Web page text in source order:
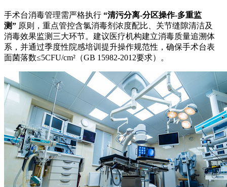
手术台消毒管理需严格执行 “清污分离-分区操作-多重监
测” 原则，重点管控含氯消毒剂浓度配比、关节缝隙清洁及
消毒效果监测三大环节。建议医疗机构建立消毒质量追溯体
系，并通过季度性院感培训提升操作规范性，确保手术台表
面菌落数≤5CFU/cm²（GB 15982-2012要求）。